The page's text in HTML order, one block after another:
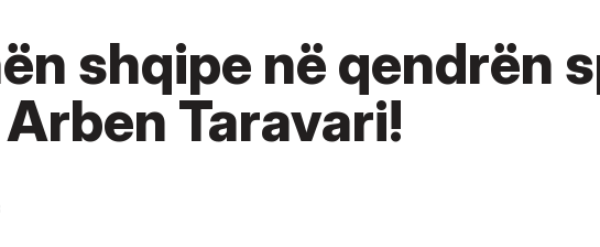
shqipe në qendrën
Taravari!